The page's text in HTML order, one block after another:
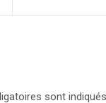
sont